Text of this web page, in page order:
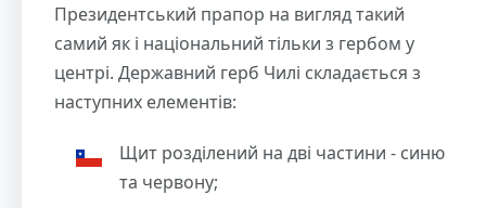
Президентський прапор на вигляд такий
самий як і національний тільки з гербом у
центрі. Державний герб Чилі складається з
наступних елементів:
Щит розділений на дві частини - синю
та червону;